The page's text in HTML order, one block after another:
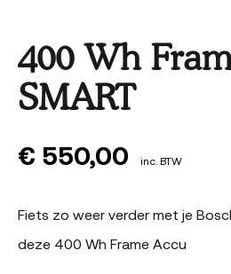
400 Wh
SMART
€ 550,00 inc. BTW
Fiets zo weer verder met je
deze 400 Wh Frame Accu